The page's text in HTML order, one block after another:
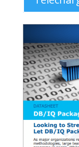
Fiche
Le plug-in DB/
compatible avec
l’entreprise
dehors du